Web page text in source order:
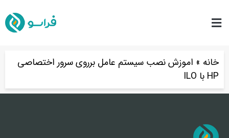
خانه » اموزش نصب سیستم عامل برروی سرور اختصاصی
HP با ILO